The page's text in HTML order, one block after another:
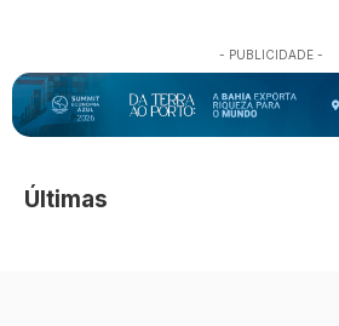
- PUBLICIDADE -
Últimas